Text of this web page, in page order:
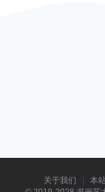
关于我们 本